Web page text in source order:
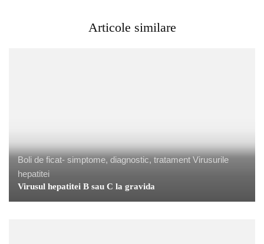
Articole similare
Boli de ficat- simptome, diagnostic, tratament Virusurile
hepatitei
Virusul hepatitei B sau C la gravida